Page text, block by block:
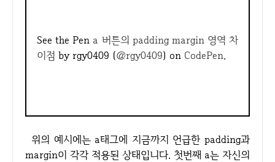
See the Pen a 버튼의 padding margin 영역 차
이점 by rgy0409 (@rgy0409) on CodePen.
위의 예시에는 a태그에 지금까지 언급한 padding과
margin이 각각 적용된 상태입니다. 첫번째 a는 자신의